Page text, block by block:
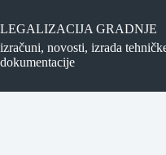
sadržaj
LEGALIZACIJA GRADNJE
izračuni, novosti, izrada
dokumentacije